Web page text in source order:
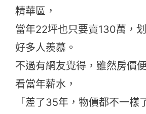
精華區，
當年22坪也只要賣130萬，
好多人羨慕。
不過有網友覺得，雖然房價
看當年薪水，
「差了35年，物價都不一樣